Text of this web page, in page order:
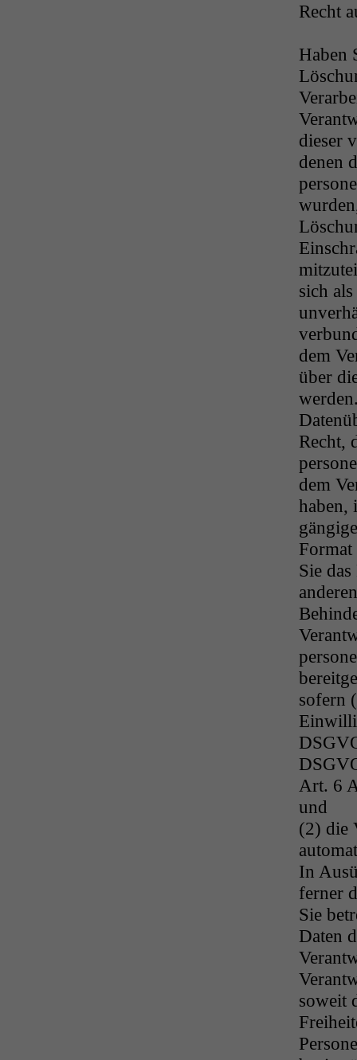
Recht
Haben
dieser
denen
sich
dem
über
Recht,
dem
haben,
Format
Sie
sofern
Art. 6
und
(2) die
In
ferner
Sie
Daten
soweit